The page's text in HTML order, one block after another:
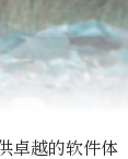
卓越的软件体